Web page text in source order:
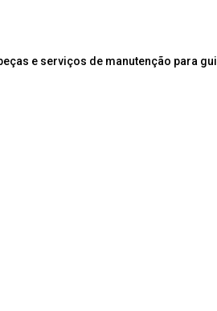
e serviços de manutenção para